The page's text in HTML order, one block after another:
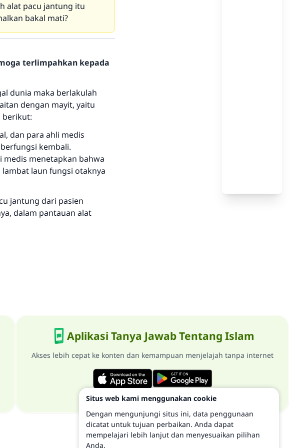
alat pacu jantung itu
bakal mati?
terlimpahkan kepada
dunia maka berlakulah
dengan mayit, yaitu
berikut:
dan para ahli medis
kembali.
menetapkan bahwa
laun fungsi otaknya
jantung dari pasien
dalam pantauan alat
Aplikasi Tanya Jawab Tentang Islam
Akses lebih cepat ke konten dan kemampuan menjelajah tanpa internet
untuk umat
orang yang
Situs web kami menggunakan cookie
Dengan mengunjungi situs ini, data penggunaan
dicatat untuk tujuan perbaikan. Anda dapat
mempelajari lebih lanjut dan menyesuaikan pilihan
Anda.